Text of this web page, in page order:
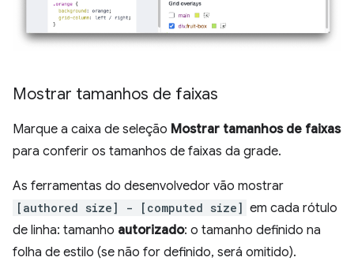
Mostrar tamanhos de faixas
Marque a caixa de seleção Mostrar tamanhos de faixas
para conferir os tamanhos de faixas da grade.
As ferramentas do desenvolvedor vão mostrar
[authored size] - [computed size] em cada rótulo
de linha: tamanho autorizado: o tamanho definido na
folha de estilo (se não for definido, será omitido).